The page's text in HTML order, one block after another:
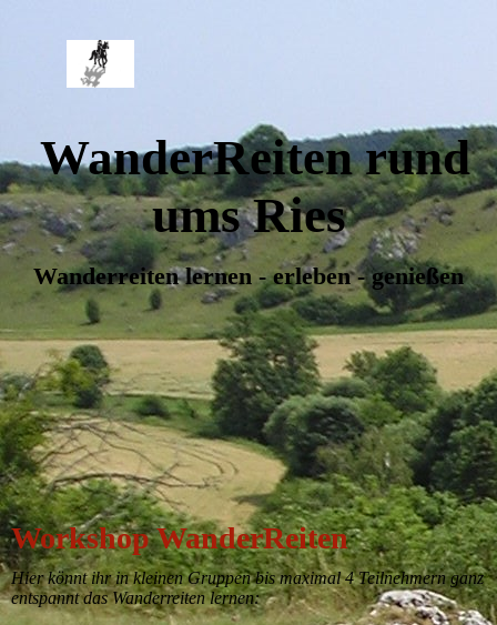
WanderReiten rund
ums Ries
Wanderreiten lernen - erleben - genießen
Workshop WanderReiten
Hier könnt ihr in kleinen Gruppen bis maximal 4 Teilnehmern ganz
entspannt das Wanderreiten lernen: